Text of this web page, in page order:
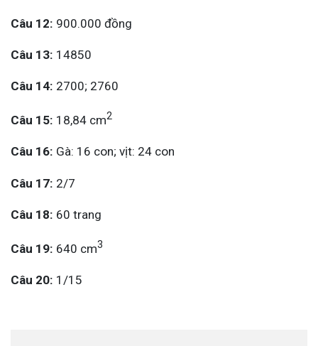
Câu 12: 900.000 đồng
Câu 13: 14850
Câu 14: 2700; 2760
Câu 15: 18,84 cm2
Câu 16: Gà: 16 con; vịt: 24 con
Câu 17: 2/7
Câu 18: 60 trang
Câu 19: 640 cm3
Câu 20: 1/15